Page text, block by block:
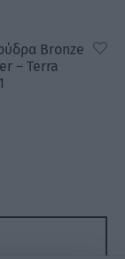
Bronze
– Terra